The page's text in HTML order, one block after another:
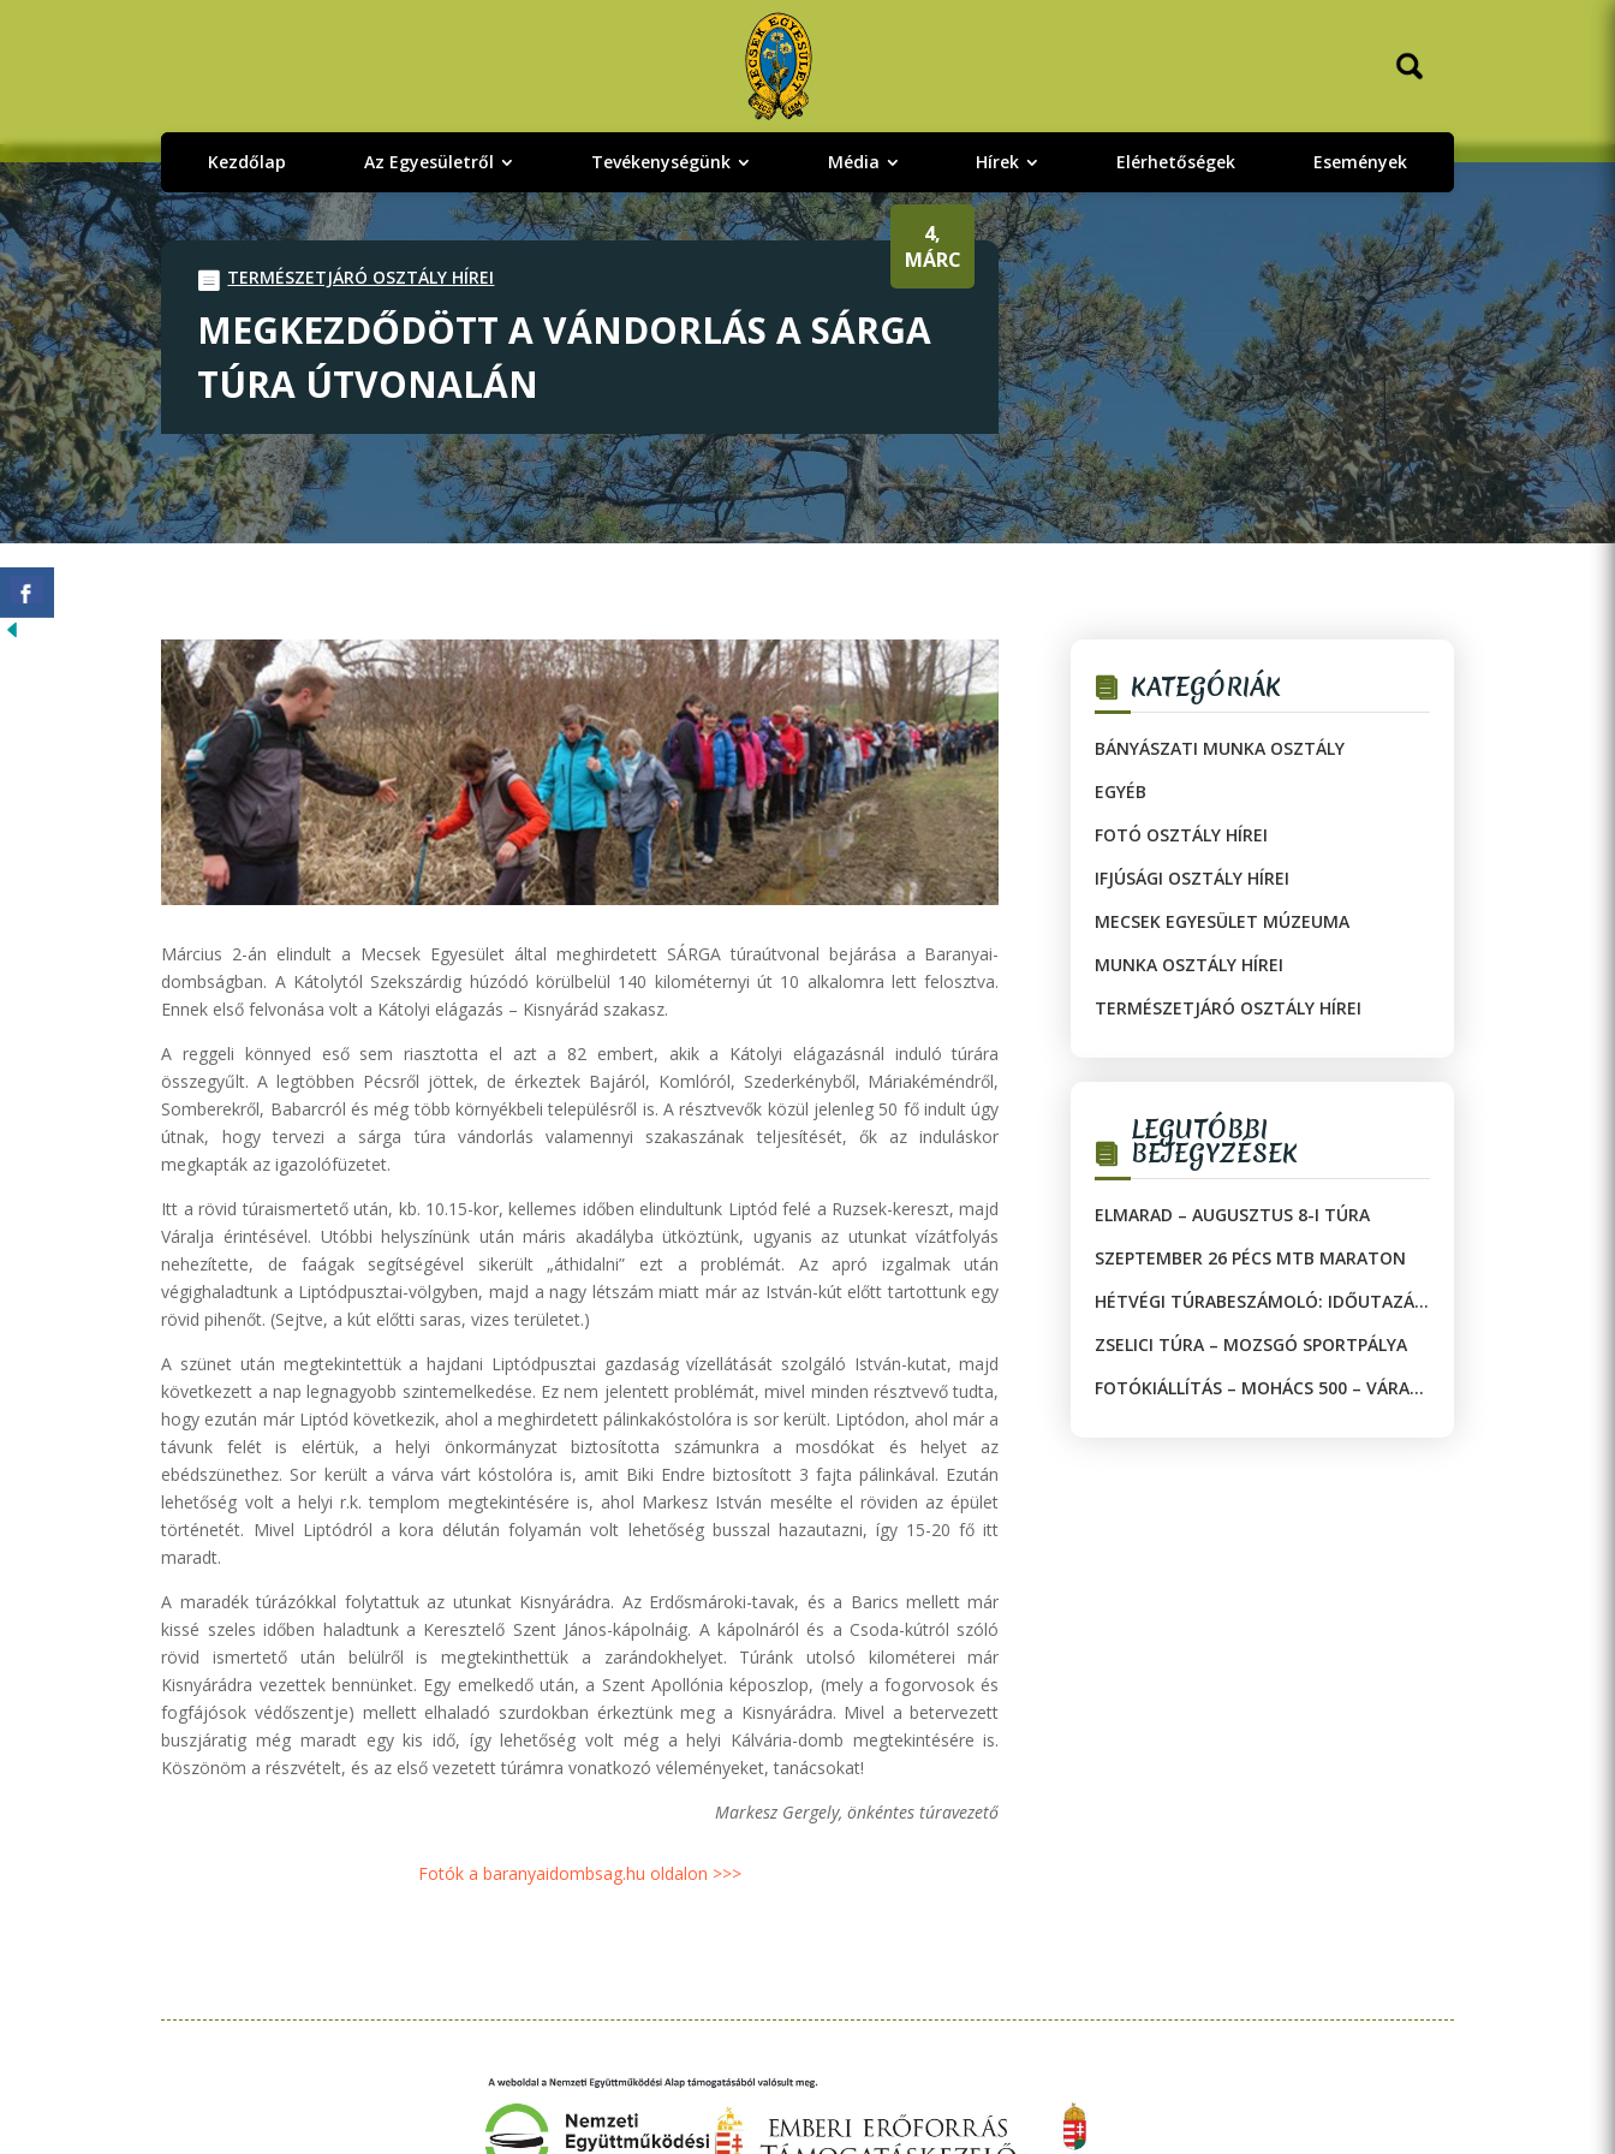
Kezdőlap Az Egyesületről Tevékenységünk Média Hírek Elérhetőségek Események
4,
MÁRC
TERMÉSZETJÁRÓ OSZTÁLY HÍREI
MEGKEZDŐDÖTT A VÁNDORLÁS A SÁRGA
TÚRA ÚTVONALÁN
Március 2-án elindult a Mecsek Egyesület által meghirdetett SÁRGA túraútvonal bejárása a Baranyai-
dombságban. A Kátolytól Szekszárdig húzódó körülbelül 140 kilométernyi út 10 alkalomra lett felosztva.
Ennek első felvonása volt a Kátolyi elágazás – Kisnyárád szakasz.
A reggeli könnyed eső sem riasztotta el azt a 82 embert, akik a Kátolyi elágazásnál induló túrára
összegyűlt. A legtöbben Pécsről jöttek, de érkeztek Bajáról, Komlóról, Szederkényből, Máriakéméndről,
Somberekről, Babarcról és még több környékbeli településről is. A résztvevők közül jelenleg 50 fő indult úgy
útnak, hogy tervezi a sárga túra vándorlás valamennyi szakaszának teljesítését, ők az induláskor
megkapták az igazolófüzetet.
Itt a rövid túraismertető után, kb. 10.15-kor, kellemes időben elindultunk Liptód felé a Ruzsek-kereszt, majd
Váralja érintésével. Utóbbi helyszínünk után máris akadályba ütköztünk, ugyanis az utunkat vízátfolyás
nehezítette, de faágak segítségével sikerült „áthidalni” ezt a problémát. Az apró izgalmak után
végighaladtunk a Liptódpusztai-völgyben, majd a nagy létszám miatt már az István-kút előtt tartottunk egy
rövid pihenőt. (Sejtve, a kút előtti saras, vizes területet.)
A szünet után megtekintettük a hajdani Liptódpusztai gazdaság vízellátását szolgáló István-kutat, majd
következett a nap legnagyobb szintemelkedése. Ez nem jelentett problémát, mivel minden résztvevő tudta,
hogy ezután már Liptód következik, ahol a meghirdetett pálinkakóstolóra is sor került. Liptódon, ahol már a
távunk felét is elértük, a helyi önkormányzat biztosította számunkra a mosdókat és helyet az
ebédszünethez. Sor került a várva várt kóstolóra is, amit Biki Endre biztosított 3 fajta pálinkával. Ezután
lehetőség volt a helyi r.k. templom megtekintésére is, ahol Markesz István mesélte el röviden az épület
történetét. Mivel Liptódról a kora délután folyamán volt lehetőség busszal hazautazni, így 15-20 fő itt
maradt.
A maradék túrázókkal folytattuk az utunkat Kisnyárádra. Az Erdősmároki-tavak, és a Barics mellett már
kissé szeles időben haladtunk a Keresztelő Szent János-kápolnáig. A kápolnáról és a Csoda-kútról szóló
rövid ismertető után belülről is megtekinthettük a zarándokhelyet. Túránk utolsó kilométerei már
Kisnyárádra vezettek bennünket. Egy emelkedő után, a Szent Apollónia képoszlop, (mely a fogorvosok és
fogfájósok védőszentje) mellett elhaladó szurdokban érkeztünk meg a Kisnyárádra. Mivel a betervezett
buszjáratig még maradt egy kis idő, így lehetőség volt még a helyi Kálvária-domb megtekintésére is.
Köszönöm a részvételt, és az első vezetett túrámra vonatkozó véleményeket, tanácsokat!
Markesz Gergely, önkéntes túravezető
Fotók a baranyaidombsag.hu oldalon >>>
KATEGÓRIÁK
BÁNYÁSZATI MUNKA OSZTÁLY
EGYÉB
FOTÓ OSZTÁLY HÍREI
IFJÚSÁGI OSZTÁLY HÍREI
MECSEK EGYESÜLET MÚZEUMA
MUNKA OSZTÁLY HÍREI
TERMÉSZETJÁRÓ OSZTÁLY HÍREI
LEGUTÓBBI
BEJEGYZÉSEK
ELMARAD – AUGUSZTUS 8-I TÚRA
SZEPTEMBER 26 PÉCS MTB MARATON
HÉTVÉGI TÚRABESZÁMOLÓ: IDŐUTAZÁS
ZSELICI TÚRA – MOZSGÓ SPORTPÁLYA
FOTÓKIÁLLÍTÁS – MOHÁCS 500 – VÁRAK